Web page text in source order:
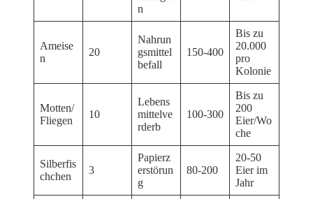
n
Ameise
n
20
Nahrun
gsmittel
befall
150-400
Bis zu
20.000
pro
Kolonie
Motten/
Fliegen
10
Lebens
mittelve
rderb
100-300
Bis zu
200
Eier/Wo
che
Silberfis
chchen
3
Papierz
erstörun
g
80-200
20-50
Eier im
Jahr